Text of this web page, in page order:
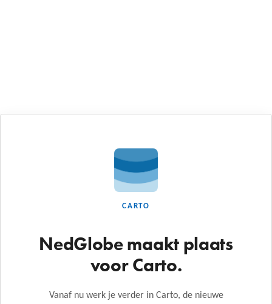
CARTO
NedGlobe maakt plaats
voor Carto.
Vanaf nu werk je verder in Carto, de nieuwe